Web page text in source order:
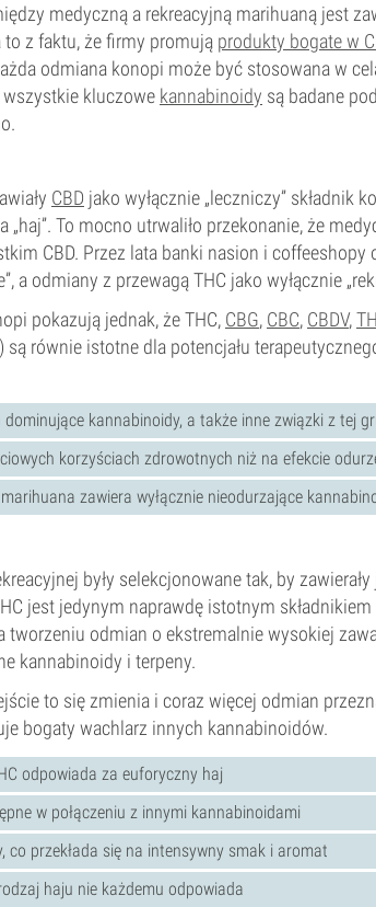
medyczną a rekreacyjną marihuaną jest
z faktu, że firmy promują produkty bogate w
odmiana konopi może być stosowana w
kluczowe kannabinoidy są badane
CBD jako wyłącznie „leczniczy” składnik
To mocno utrwaliło przekonanie, że
CBD. Przez lata banki nasion i coffeeshopy
a odmiany z przewagą THC jako wyłącznie
pokazują jednak, że THC, CBG, CBC, CBDV,
) są równie istotne dla potencjału
kannabinoidy, a także inne związki z tej
korzyściach zdrowotnych niż na efekcie
zawiera wyłącznie nieodurzające
były selekcjonowane tak, by
jest jedynym naprawdę istotnym
odmian o ekstremalnie wysokiej
kannabinoidy i terpeny.
to się zmienia i coraz więcej odmian
bogaty wachlarz innych kannabinoidów.
odpowiada za euforyczny haj
w połączeniu z innymi kannabinoidami
przekłada się na intensywny smak i aromat
haju nie każdemu odpowiada